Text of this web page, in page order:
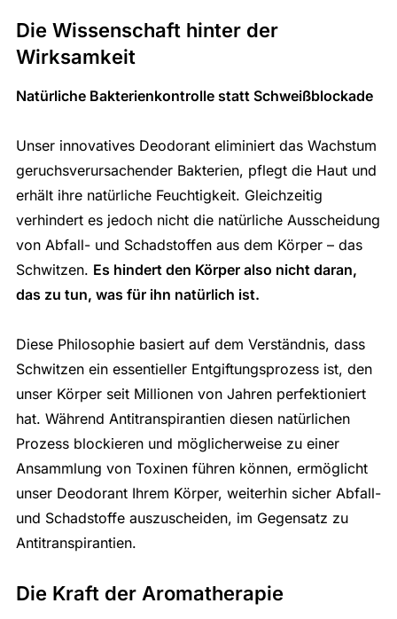
Die Wissenschaft hinter der
Wirksamkeit
Natürliche Bakterienkontrolle statt Schweißblockade
Unser innovatives Deodorant eliminiert das Wachstum
geruchsverursachender Bakterien, pflegt die Haut und
erhält ihre natürliche Feuchtigkeit. Gleichzeitig
verhindert es jedoch nicht die natürliche Ausscheidung
von Abfall- und Schadstoffen aus dem Körper – das
Schwitzen. Es hindert den Körper also nicht daran,
das zu tun, was für ihn natürlich ist.
Diese Philosophie basiert auf dem Verständnis, dass
Schwitzen ein essentieller Entgiftungsprozess ist, den
unser Körper seit Millionen von Jahren perfektioniert
hat. Während Antitranspirantien diesen natürlichen
Prozess blockieren und möglicherweise zu einer
Ansammlung von Toxinen führen können, ermöglicht
unser Deodorant Ihrem Körper, weiterhin sicher Abfall-
und Schadstoffe auszuscheiden, im Gegensatz zu
Antitranspirantien.
Die Kraft der Aromatherapie